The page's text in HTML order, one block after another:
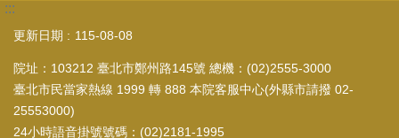
:::
更新日期 115-08-08
院址：103212 臺北市鄭州路145號 總機：(02)2555-3000
臺北市民當家熱線 1999 轉 888 本院客服中心(外縣市請撥 02-
25553000)
24小時語音掛號號碼：(02)2181-1995